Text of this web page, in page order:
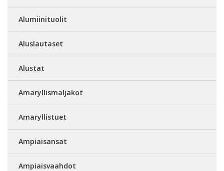
Alumiinituolit
Aluslautaset
Alustat
Amaryllismaljakot
Amaryllistuet
Ampiaisansat
Ampiaisvaahdot